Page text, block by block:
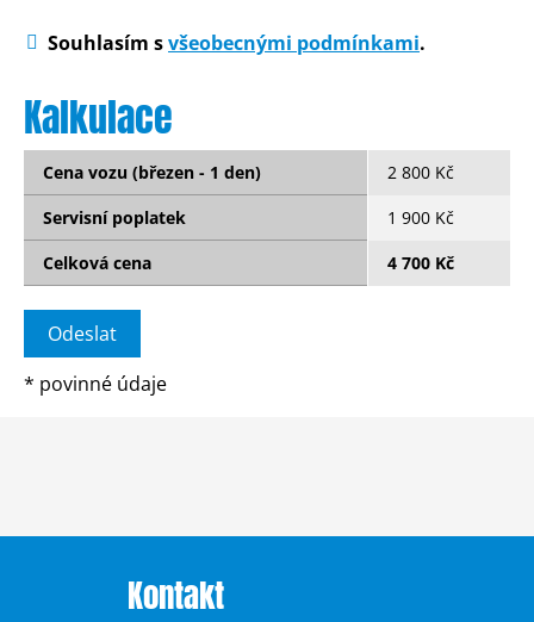
Souhlasím svšeobecnými podmínkami.
Kalkulace
Cena vozu (březen - 1 den)
2 800 Kč
Servisní poplatek
1 900 Kč
Celková cena
4 700 Kč
* povinné údaje
Kontakt